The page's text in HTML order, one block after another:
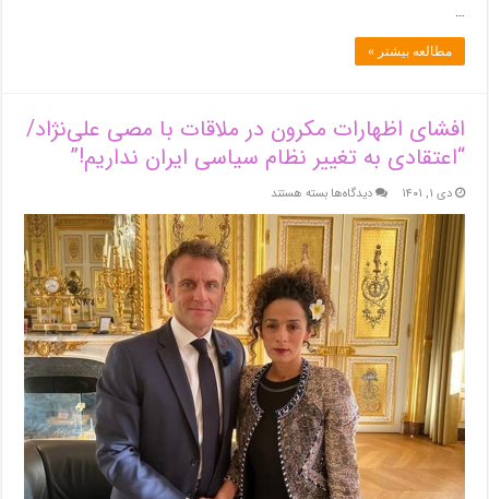
…
مطالعه بیشتر »
افشای اظهارات مکرون در ملاقات با مصی علی‌نژاد/
“اعتقادی به تغییر نظام سیاسی ایران نداریم!”
دی ۱, ۱۴۰۱ دیدگاه‌هابرای
افشای
اظهارات
مکرون
در
ملاقات
با
مصی
علی‌نژاد/
“اعتقادی
به
تغییر
نظام
سیاسی
ایران
نداریم!”
بسته هستند